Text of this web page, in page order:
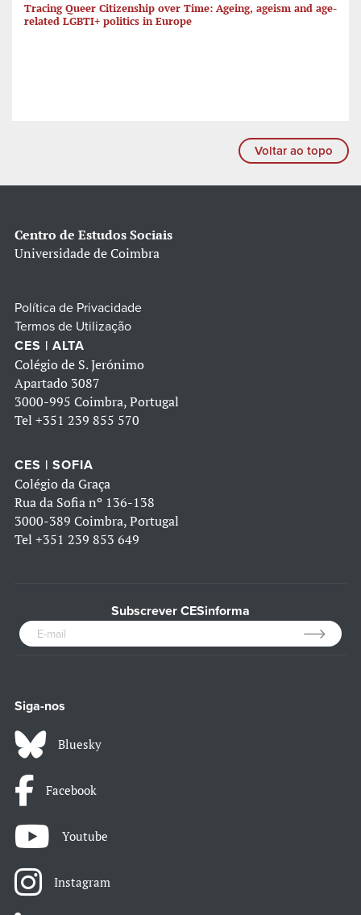
Tracing Queer Citizenship over Time: Ageing, ageism and age-
related LGBTI+ politics in Europe
Voltar ao topo
Centro de Estudos Sociais
Universidade de Coimbra
Política de Privacidade
Termos de Utilização
CES | ALTA
Colégio de S. Jerónimo
Apartado 3087
3000-995 Coimbra, Portugal
Tel +351 239 855 570
CES | SOFIA
Colégio da Graça
Rua da Sofia nº 136-138
3000-389 Coimbra, Portugal
Tel +351 239 853 649
Subscrever CESinforma
Siga-nos
Bluesky
Facebook
Youtube
Instagram